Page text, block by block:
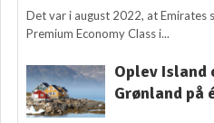
Det var i august 2022, at Emirates
Premium Economy Class i...
Oplev Island
Grønland på